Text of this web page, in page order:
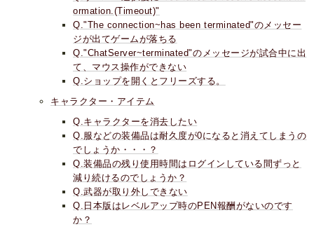
ormation.(Timeout)"
Q."The connection~has been terminated"のメッセー
ジが出てゲームが落ちる
Q."ChatServer~terminated"のメッセージが試合中に出
て、マウス操作ができない
Q.ショップを開くとフリーズする。
キャラクター・アイテム
Q.キャラクターを消去したい
Q.服などの装備品は耐久度が0になると消えてしまうの
でしょうか・・・？
Q.装備品の残り使用時間はログインしている間ずっと
減り続けるのでしょうか？
Q.武器が取り外しできない
Q.日本版はレベルアップ時のPEN報酬がないのです
か？